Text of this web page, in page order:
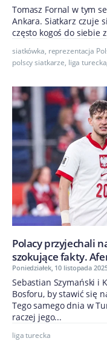
Tomasz Fornal w tym
Ankara. Siatkarz czuje
często kogoś do siebie
siatkówka, reprezentacja
polscy siatkarze, liga turecka
Polacy przyjechali
szokujące fakty.
Poniedziałek, 10 listopada
Sebastian Szymański i
Bosforu, by stawić się
Tego samego dnia w
raczej jego...
liga turecka